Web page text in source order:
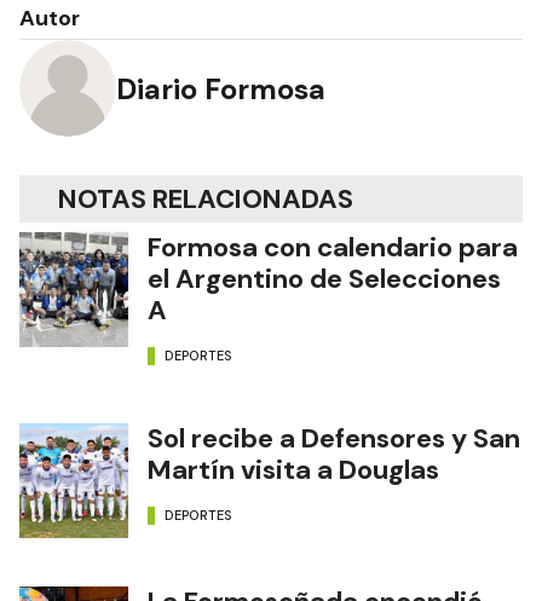
Autor
Diario Formosa
NOTAS RELACIONADAS
Formosa con calendario para
el Argentino de Selecciones
A
DEPORTES
Sol recibe a Defensores y San
Martín visita a Douglas
DEPORTES